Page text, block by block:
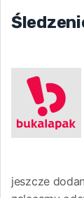
jeszcze